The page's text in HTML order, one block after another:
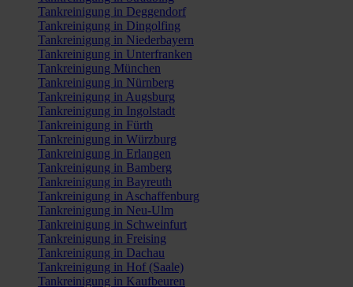
Tankreinigung in Deggendorf
Tankreinigung in Dingolfing
Tankreinigung in Niederbayern
Tankreinigung in Unterfranken
Tankreinigung München
Tankreinigung in Nürnberg
Tankreinigung in Augsburg
Tankreinigung in Ingolstadt
Tankreinigung in Fürth
Tankreinigung in Würzburg
Tankreinigung in Erlangen
Tankreinigung in Bamberg
Tankreinigung in Bayreuth
Tankreinigung in Aschaffenburg
Tankreinigung in Neu-Ulm
Tankreinigung in Schweinfurt
Tankreinigung in Freising
Tankreinigung in Dachau
Tankreinigung in Hof (Saale)
Tankreinigung in Kaufbeuren